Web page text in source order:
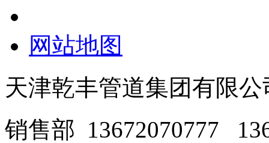
网站地图
天津乾丰管道集团有限公
销售部 13672070777